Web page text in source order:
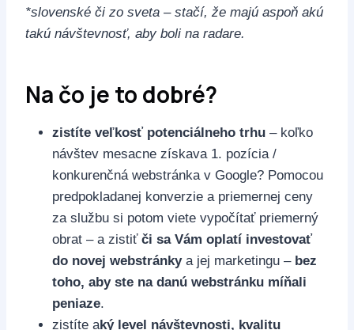
*slovenské či zo sveta – stačí, že majú aspoň akú
takú návštevnosť, aby boli na radare.
Na čo je to dobré?
zistíte veľkosť potenciálneho trhu – koľko
návštev mesacne získava 1. pozícia /
konkurenčná webstránka v Google? Pomocou
predpokladanej konverzie a priemernej ceny
za službu si potom viete vypočítať priemerný
obrat – a zistiť či sa Vám oplatí investovať
do novej webstránkya jej marketingu –bez
toho, aby ste na danú webstránku míňali
peniaze.
zistíte aký level návštevnosti, kvalitu